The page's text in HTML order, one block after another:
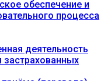
обеспечение и
процесса
деятельность